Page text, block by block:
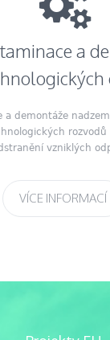
a
a demontáže
vzniklých
VÍCE INFORMACÍ